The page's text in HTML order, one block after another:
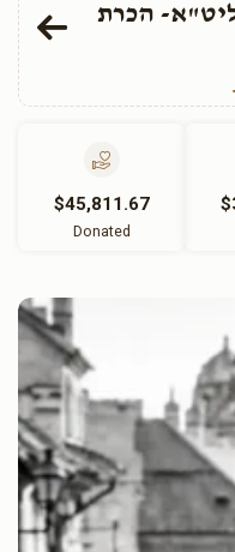
הכרת
$45,811.67
Donated